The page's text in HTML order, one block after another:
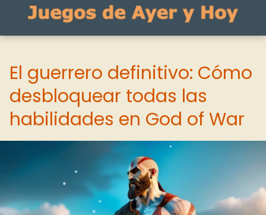
El guerrero definitivo: Cómo
desbloquear todas las
habilidades en God of War